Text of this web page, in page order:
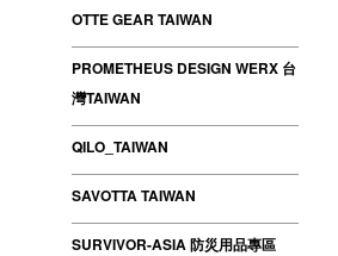
OTTE GEAR TAIWAN
PROMETHEUS DESIGN WERX 台
灣TAIWAN
QILO_TAIWAN
SAVOTTA TAIWAN
SURVIVOR-ASIA 防災用品專區